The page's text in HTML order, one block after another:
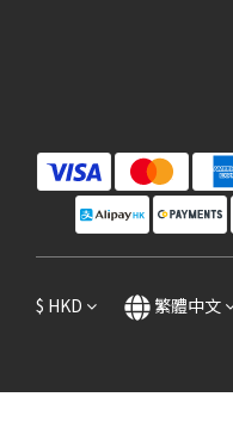
$ HKD 繁體中文